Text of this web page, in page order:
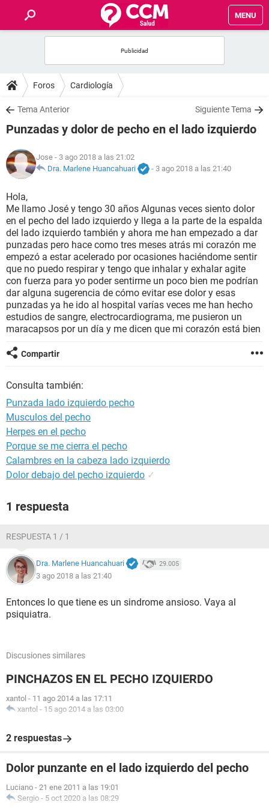
MENU
FOROS
SALUD
NUTRICIÓN
BIENESTAR
SEXUALIDAD
GLOSARIO
Foros Cardiología
Tema Anterior Siguiente Tema
Punzadas y dolor de pecho en el lado izquierdo
Jose - 3 ago 2018 a las 21:02
Dra. Marlene Huancahuari
- 3 ago 2018 a las 21:40
Hola,
Me llamo José y tengo 30 años Algunas veces siento dolor
en el pecho del lado izquierdo y llega a la parte de la espalda
del lado izquierdo también y ahora me han empezado a dar
punzadas pero hace como tres meses atrás mi corazón me
empezó a estar acelerado por ocasiones haciéndome sentir
que no puedo respirar y tengo que inhalar y exhalar agite
con fuerza para yo poder sentirme un poco bien me podrían
dar alguna sugerencia de cómo evitar ese dolor y esas
punzadas ya he ido al hospital varías veces me han hecho
estudios de sangre, electrocardiograma, me pusieron un
maracapsos por un día y me dicen que mi corazón está bien
Compartir
Consulta también:
Punzada lado izquierdo pecho
Musculos del pecho
Herpes en el pecho
Porque se me cierra el pecho
Calambres en la cabeza lado izquierdo
Dolor debajo del pecho izquierdo ✓
1 respuesta
RESPUESTA 1 / 1
Dra. Marlene Huancahuari 29.005
3 ago 2018 a las 21:40
Entonces lo que tiene es un sindrome ansioso. Vaya al
psiquiatra.
Discusiones similares
PINCHAZOS EN EL PECHO IZQUIERDO
xantol - 11 ago 2014 a las 17:11
xantol - 15 ago 2014 a las 03:00
2 respuestas
Dolor punzante en el lado izquierdo del pecho
Luciano - 21 ene 2011 a las 19:01
Sergio - 5 oct 2020 a las 08:29